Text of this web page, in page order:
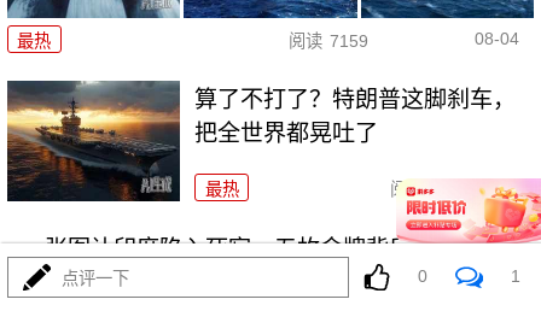
最热 阅读 7159 08-04
算了不打了？特朗普这脚刹车，
把全世界都晃吐了
最热 阅读 16023
一张图让印度陷入死寂，五枚金牌背后的终极真相
点评一下 0 1